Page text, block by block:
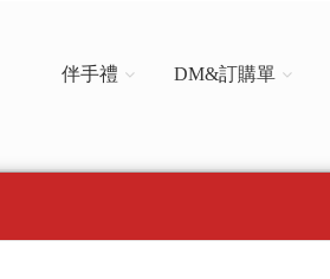
伴手禮 DM&訂購單